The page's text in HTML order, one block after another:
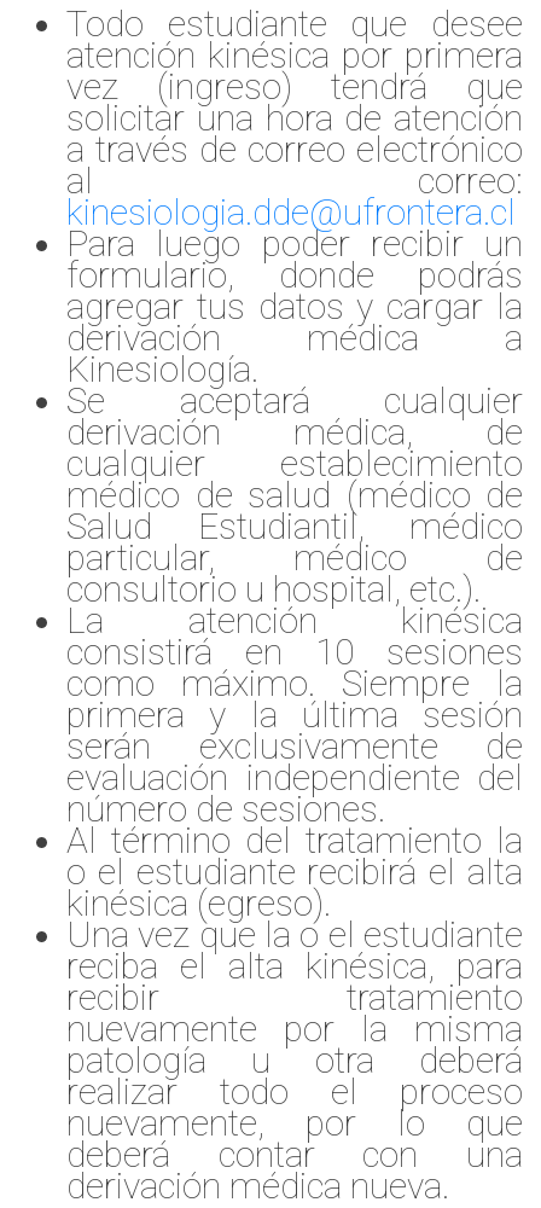
Todo estudiante que desee
atención kinésica por primera
vez (ingreso) tendrá que
solicitar una hora de atención
a través de correo electrónico
al correo:
kinesiologia.dde@ufrontera.cl
Para luego poder recibir un
formulario, donde podrás
agregar tus datos y cargar la
derivación médica a
Kinesiología.
Se aceptará cualquier
derivación médica, de
cualquier establecimiento
médico de salud (médico de
Salud Estudiantil, médico
particular, médico de
consultorio u hospital, etc.).
La atención kinésica
consistirá en 10 sesiones
como máximo. Siempre la
primera y la última sesión
serán exclusivamente de
evaluación independiente del
número de sesiones.
Al término del tratamiento la
o el estudiante recibirá el alta
kinésica (egreso).
Una vez que la o el estudiante
reciba el alta kinésica, para
recibir tratamiento
nuevamente por la misma
patología u otra deberá
realizar todo el proceso
nuevamente, por lo que
deberá contar con una
derivación médica nueva.